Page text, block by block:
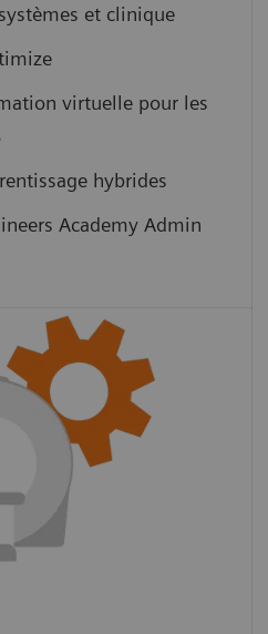
et clinique
virtuelle pour les
hybrides
Academy Admin